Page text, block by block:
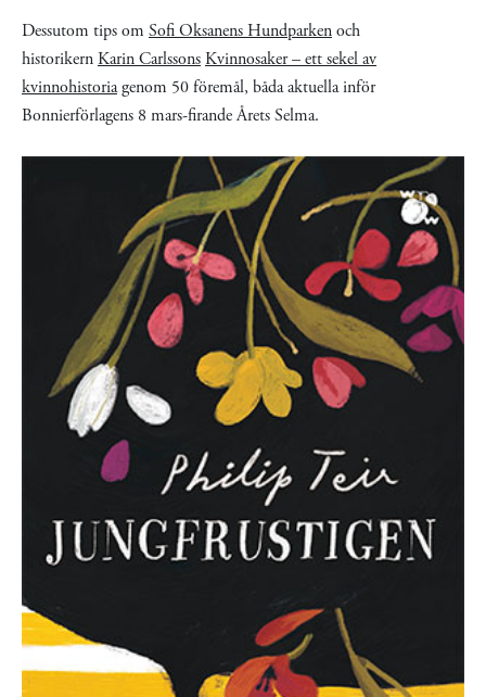
Dessutom tips om Sofi Oksanens Hundparkenoch
historikernKarin CarlssonsKvinnosaker – ett sekel av
kvinnohistoriagenom 50 föremål, båda aktuella inför
Bonnierförlagens 8 mars-firande Årets Selma.